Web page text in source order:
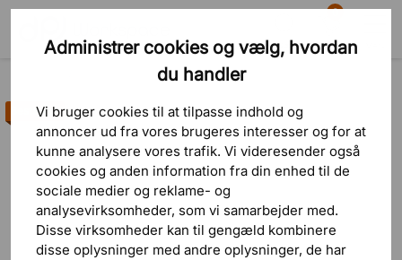
Administrer cookies og vælg, hvordan
du handler
Vi bruger cookies til at tilpasse indhold og
annoncer ud fra vores brugeres interesser og for at
kunne analysere vores trafik. Vi videresender også
cookies og anden information fra din enhed til de
sociale medier og reklame- og
analysevirksomheder, som vi samarbejder med.
Disse virksomheder kan til gengæld kombinere
disse oplysninger med andre oplysninger, de har
Søg
0
Indkøbskurv
Opbevaring til skrivebordet
Bestseller